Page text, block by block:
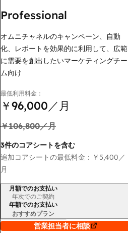
Professional
オムニチャネルのキャンペーン、自動
化、レポートを効果的に利用して、広範
に需要を創出したいマーケティングチー
ム向け
最低利用料金：
￥96,000／月
￥106,800／月
3件のコアシートを含む
追加コアシートの最低料金： ￥5,400／
月
請求期間
月額でのお支払い
年次でのご契約
年額でのお支払い
おすすめプラン
営業担当者に相談